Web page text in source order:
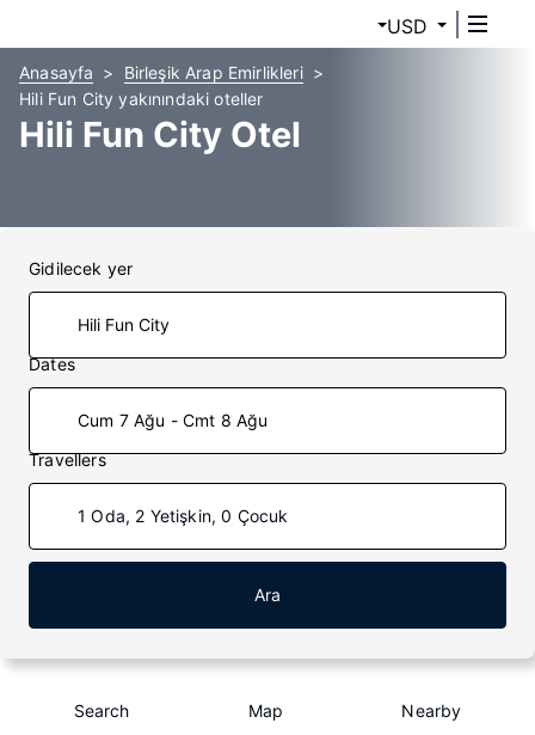
USD
Anasayfa
Birleşik Arap Emirlikleri
Hili Fun City yakınındaki oteller
Hili Fun City Otel
Gidilecek yer
Dates
Cum 7 Ağu - Cmt 8 Ağu
Travellers
1 Oda, 2 Yetişkin, 0 Çocuk
Ara
Search Map Nearby